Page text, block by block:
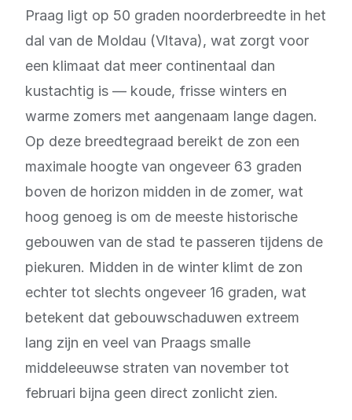
Praag ligt op 50 graden noorderbreedte in het
dal van de Moldau (Vltava), wat zorgt voor
een klimaat dat meer continentaal dan
kustachtig is — koude, frisse winters en
warme zomers met aangenaam lange dagen.
Op deze breedtegraad bereikt de zon een
maximale hoogte van ongeveer 63 graden
boven de horizon midden in de zomer, wat
hoog genoeg is om de meeste historische
gebouwen van de stad te passeren tijdens de
piekuren. Midden in de winter klimt de zon
echter tot slechts ongeveer 16 graden, wat
betekent dat gebouwschaduwen extreem
lang zijn en veel van Praags smalle
middeleeuwse straten van november tot
februari bijna geen direct zonlicht zien.